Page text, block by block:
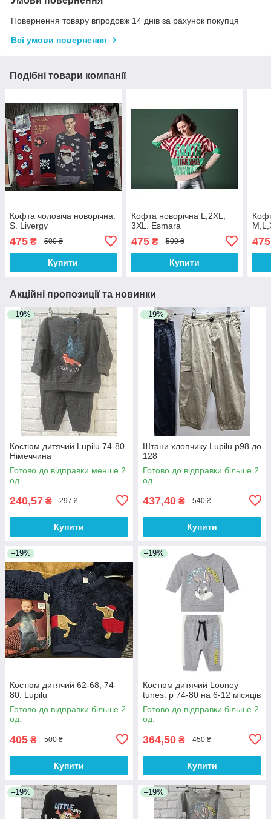
Повернення товару впродовж 14 днів за рахунок покупця
Всі умови повернення
Подібні товари компанії
Кофта чоловіча новорічна.
S. Livergy
475 ₴ 500 ₴
Купити
Кофта новорічна L,2XL,
3XL. Esmara
475₴ 500 ₴
Купити
475
Акційні пропозиції та новинки
–19%
Костюм дитячий Lupilu 74-80.
Німеччина
Готово до відправки менше 2
од.
240,57 ₴ 297 ₴
Купити
–19%
Штани хлопчику Lupilu р98 до
128
Готово до відправки більше 2
од.
437,40 ₴ 540 ₴
Купити
–19%
Костюм дитячий 62-68, 74-
80. Lupilu
Готово до відправки більше 2
од.
405 ₴ 500 ₴
Купити
–19%
Костюм дитячий Looney
tunes. р 74-80 на 6-12 місяців
Готово до відправки більше 2
од.
364,50 ₴ 450 ₴
Купити
–19% –19%